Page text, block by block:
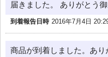
届きました。 ありがとう御
到着報告日時 2016年7月4日
商品が到着しました。あり